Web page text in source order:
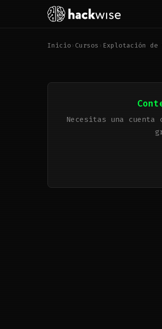
Inicio › Cursos › Explotación de
Necesitas una cuenta